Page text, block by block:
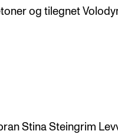
og tilegnet
Stina Steingrim